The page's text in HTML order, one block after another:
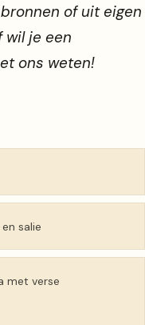
of uit eigen
wil je een
ons weten!
salie
met verse